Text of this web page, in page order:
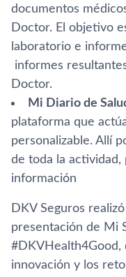
documentos
Doctor. El objetivo
laboratorio e
informes
Doctor.
Mi Diario de
plataforma que
personalizable. Allí­
de toda la
información
DKV Seguros
presentación de Mi
#DKVHealth4Good,
innovación y los